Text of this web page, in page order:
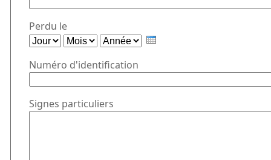
Perdu le
u
r
M
i
s
A
n
é
e
Numéro d'identification
Signes particuliers